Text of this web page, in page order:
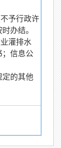
予行政许
办结。
灌排水
；信息公
定的其他